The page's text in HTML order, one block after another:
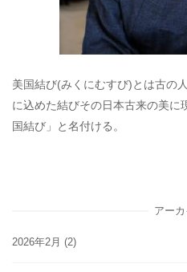
美国結び(みくにむすび)とは古の
に込めた結びその日本古来の美に
国結び」と名付ける。
アー
2026年2月 (2)